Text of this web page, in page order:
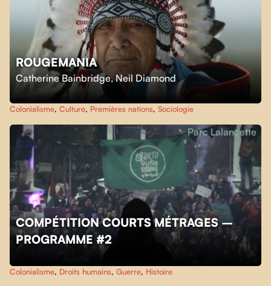
ROUGEMANIA
Catherine Bainbridge,Neil Diamond
Colonialisme, Culture, Premières nations, Sociologie
COMPÉTITION COURTS MÉTRAGES –
PROGRAMME #2
Parc Lalancette
Colonialisme, Droits humains, Guerre, Histoire